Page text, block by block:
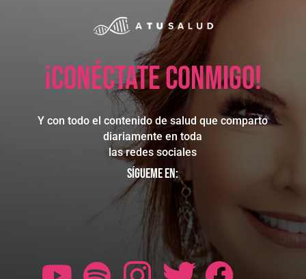
¡Conéctate conmigo!
Y con todo el contenido de salud que comparto
diariamente en toda
las redes sociales
Sígueme en: